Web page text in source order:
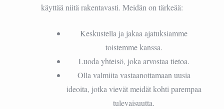
käyttää niitä rakentavasti. Meidän on tärkeää:
Keskustella ja jakaa ajatuksiamme
toistemme kanssa.
Luoda yhteisö, joka arvostaa tietoa.
Olla valmiita vastaanottamaan uusia
ideoita, jotka vievät meidät kohti parempaa
tulevaisuutta.